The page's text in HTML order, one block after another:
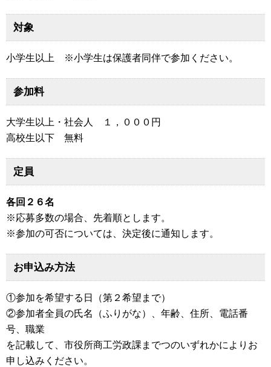
対象
小学生以上 ※小学生は保護者同伴で参加ください。
参加料
大学生以上・社会人 １，０００円
高校生以下 無料
定員
各回２６名
※応募多数の場合、先着順とします。
※参加の可否については、決定後に通知します。
お申込み方法
①参加を希望する日（第２希望まで）
②参加者全員の氏名（ふりがな）、年齢、住所、電話番
号、職業
を記載して、市役所商工労政課までつのいずれかによりお
申し込みください。